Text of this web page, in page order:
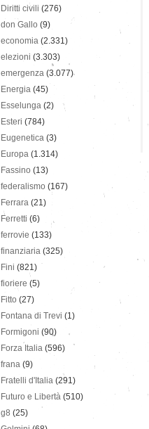
Diritti civili (276)
don Gallo (9)
economia (2.331)
elezioni (3.303)
emergenza (3.077)
Energia (45)
Esselunga (2)
Esteri (784)
Eugenetica (3)
Europa (1.314)
Fassino (13)
federalismo (167)
Ferrara (21)
Ferretti (6)
ferrovie (133)
finanziaria (325)
Fini (821)
fioriere (5)
Fitto (27)
Fontana di Trevi (1)
Formigoni (90)
Forza Italia (596)
frana (9)
Fratelli d'Italia (291)
Futuro e Libertà (510)
g8 (25)